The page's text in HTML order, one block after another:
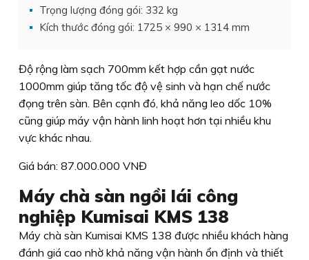
Trọng lượng đóng gói: 332 kg
Kích thước đóng gói: 1725 × 990 × 1314 mm
Độ rộng làm sạch 700mm kết hợp cần gạt nước
1000mm giúp tăng tốc độ vệ sinh và hạn chế nước
đọng trên sàn. Bên cạnh đó, khả năng leo dốc 10%
cũng giúp máy vận hành linh hoạt hơn tại nhiều khu
vực khác nhau.
Giá bán: 87.000.000 VNĐ
Máy chà sàn ngồi lái công
nghiệp Kumisai KMS 138
Máy chà sàn Kumisai KMS 138 được nhiều khách hàng
đánh giá cao nhờ khả năng vận hành ổn định và thiết